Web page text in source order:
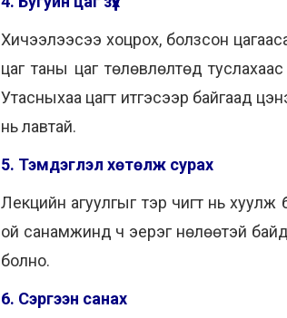
Хичээлээсээ хоцрох, болзсон
цаг таны цаг төлөвлөлтөд
Утасныхаа цагт итгэсээр байгаад
нь лавтай.
5. Тэмдэглэл хөтөлж сурах
Лекцийн агуулгыг тэр чигт нь хуулж
ой санамжинд ч эерэг нөлөөтэй
болно.
6. Сэргээн санах